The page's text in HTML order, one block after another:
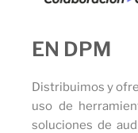
EN DPM
Distribuimos y
uso de
soluciones de